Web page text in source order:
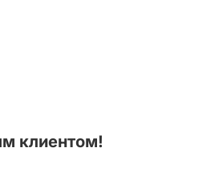
клиентом!